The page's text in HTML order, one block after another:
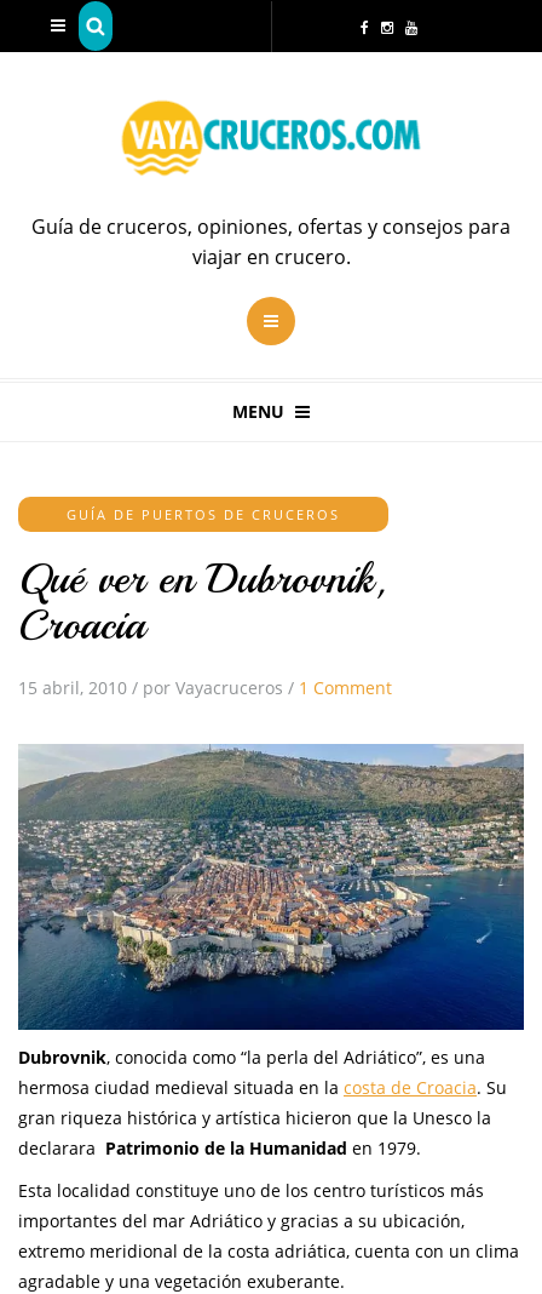
Guía de cruceros, opiniones, ofertas y consejos para
viajar en crucero.
MENU
GUÍA DE PUERTOS DE CRUCEROS
Qué ver en Dubrovnik,
Croacia
15 abril, 2010 / por Vayacruceros / 1 Comment
Dubrovnik, conocida como “la perla del Adriático”, es una
hermosa ciudad medieval situada en la costa de Croacia. Su
gran riqueza histórica y artística hicieron que la Unesco la
declarara Patrimonio de la Humanidad en 1979.
Esta localidad constituye uno de los centro turísticos más
importantes del mar Adriático y gracias a su ubicación,
extremo meridional de la costa adriática, cuenta con un clima
agradable y una vegetación exuberante.